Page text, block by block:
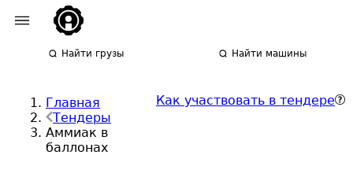
Найти грузы Найти машины
Главная
Тендеры
Аммиак в
баллонах
Как участвовать в тендере